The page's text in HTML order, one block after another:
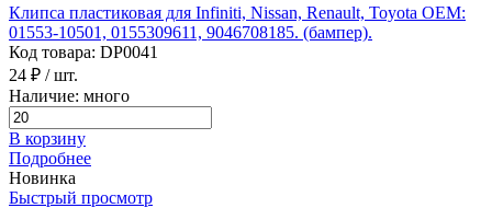
Клипса пластиковая для Infiniti, Nissan, Renault, Toyota ОЕМ:
01553-10501, 0155309611, 9046708185. (бампер).
Код товара: DP0041
24 ₽ / шт.
Наличие: много
В корзину
Подробнее
Новинка
Быстрый просмотр